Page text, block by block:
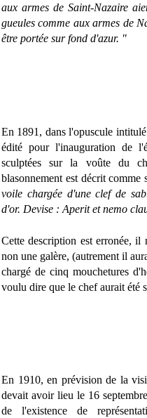
aux armes de Saint-Nazaire
gueules comme aux armes de
être portée sur fond d'azur. "
En 1891, dans l'opuscule
édité pour l'inauguration de
sculptées sur la voûte du
blasonnement est décrit comme
voile chargée d'une clef de
d'or. Devise : Aperit et nemo
Cette description est erronée, il
non une galère, (autrement il
chargé de cinq mouchetures
voulu dire que le chef aurait été
En 1910, en prévision de la
devait avoir lieu le 16
de l'existence de